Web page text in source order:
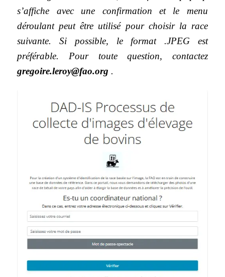
s’affiche avec une confirmation et le menu
déroulant peut être utilisé pour choisir la race
suivante. Si possible, le format .JPEG est
préférable. Pour toute question, contactez
gregoire.leroy@fao.org .